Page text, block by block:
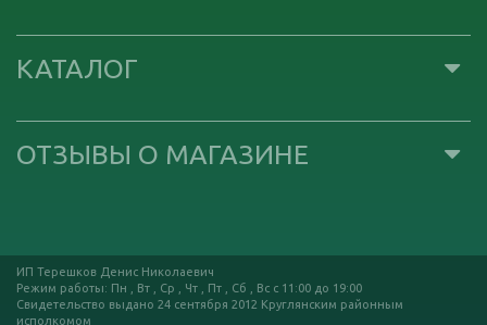
КАТАЛОГ
ОТЗЫВЫ О МАГАЗИНЕ
ИП Терешков Денис Николаевич
Режим работы: Пн , Вт , Ср , Чт , Пт , Сб , Вс c 11:00 до 19:00
Свидетельство выдано 24 сентября 2012 Круглянским районным
исполкомом